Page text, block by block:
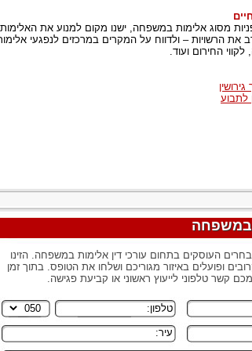
מסוג אלימות במשפחה, ישנו מקום למנוע את האלימות
את הרשויות – ולדווח על המקרים במרכזים לנפגעי
החירום ועוד.
לתבוע
במשפחה
העוסקים בתחום עורכי דין אלימות במשפחה. הזינו
ופועלים באיזור מגוריכם ושלחו את הטופס. בתוך זמן
קשר טלפוני לייעוץ ראשוני או קביעת פגישה.